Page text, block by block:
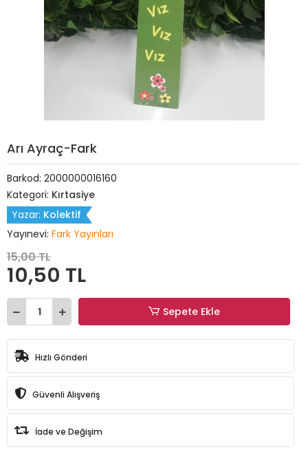
Arı Ayraç-Fark
Barkod: 2000000016160
Kategori: Kırtasiye
Yazar: Kolektif
Yayınevi: Fark Yayınları
15,00 TL
10,50 TL
Sepete Ekle
Hızlı Gönderi
Güvenli Alışveriş
İade ve Değişim